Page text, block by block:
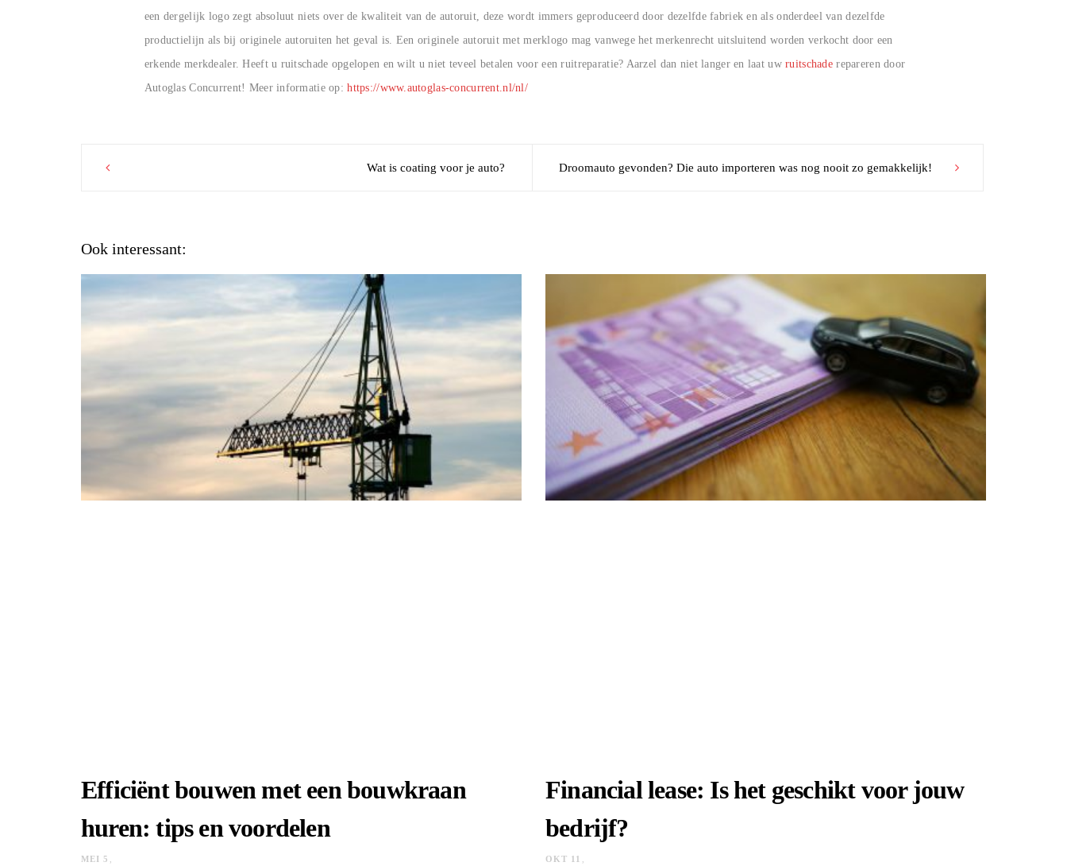
een dergelijk logo zegt absoluut niets over de kwaliteit van de autoruit, deze wordt immers geproduceerd door dezelfde fabriek en als onderdeel van dezelfde
productielijn als bij originele autoruiten het geval is. Een originele autoruit met merklogo mag vanwege het merkenrecht uitsluitend worden verkocht door een
erkende merkdealer. Heeft u ruitschade opgelopen en wilt u niet teveel betalen voor een ruitreparatie? Aarzel dan niet langer en laat uwruitschaderepareren door
Autoglas Concurrent! Meer informatie op:https://www.autoglas-concurrent.nl/nl/
Post
Wat is coating voor je auto? Droomauto gevonden? Die auto importeren was nog nooit zo gemakkelijk!
Ook interessant:
Efficiënt bouwen met een bouwkraan
huren: tips en voordelen
MEI 5
Financial lease: Is het geschikt voor jouw
bedrijf?
OKT 11